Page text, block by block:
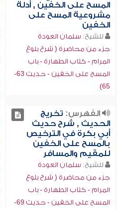
المسح على الخفين , أدلة
مشروعية المسح على
الخفين
للشيخ: سلمان العودة
جزء من محاضرة ( شرح بلوغ
المرام - كتاب الطهارة - باب
المسح على الخفين - حديث 63-
65)
الفهرس: تخريج
الحديث , شرح حديث
أبي بكرة في الترخيص
بالمسح على الخفين
للمقيم والمسافر
للشيخ: سلمان العودة
جزء من محاضرة ( شرح بلوغ
المرام - كتاب الطهارة - باب
المسح على الخفين - حديث 69-